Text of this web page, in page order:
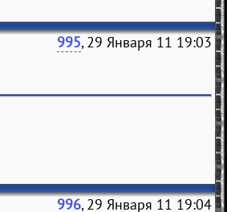
995, 29 Января 11 19:03
996, 29 Января 11 19:04